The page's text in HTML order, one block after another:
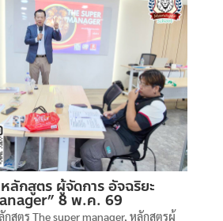
ลักสูตร ผู้จัดการ อัจฉริยะ
8 พ.ค. 69
กสูตร The super manager, หลักสูตรผู้